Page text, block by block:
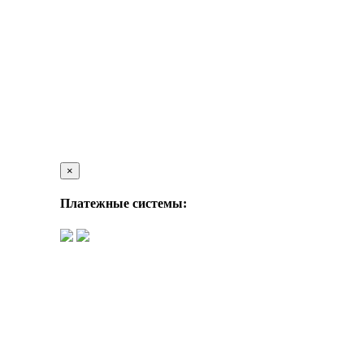
×
Платежные системы: